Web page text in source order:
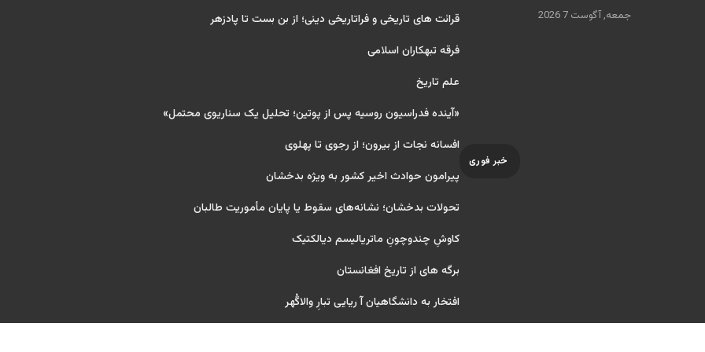
جمعه, آگوست 7 2026
خبر فوری
قرائت های تاریخی و فراتاریخی دینی؛ از بن بست تا پادزهر
فرقه تبهکاران اسلامی
علم تاریخ
«آینده فدراسیون روسیه پس از پوتین؛ تحلیل یک سناریوی محتمل»
افسانه نجات از بیرون؛ از رجوی تا پهلوی
پیرامون حوادث اخیر کشور به ویژه بدخشان
تحولات بدخشان؛ نشانه‌های سقوط یا پایان مأموریت طالبان
کاوشِ چندو‌چونِ ماتریالیسم دیالکتیک
برگه های از تاریخ افغانستان
افتخار به دانشگاهیان آ ریایی تبارِ والاگُهر